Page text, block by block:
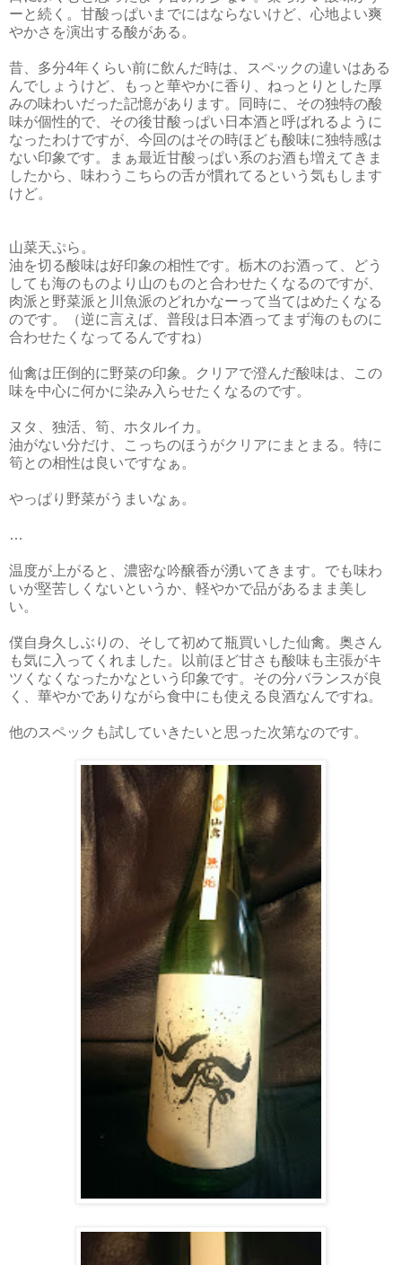
ーと続く。甘酸っぱいまでにはならないけど、心地よい爽
やかさを演出する酸がある。
昔、多分4年くらい前に飲んだ時は、スペックの違いはある
んでしょうけど、もっと華やかに香り、ねっとりとした厚
みの味わいだった記憶があります。同時に、その独特の酸
味が個性的で、その後甘酸っぱい日本酒と呼ばれるように
なったわけですが、今回のはその時ほども酸味に独特感は
ない印象です。まぁ最近甘酸っぱい系のお酒も増えてきま
したから、味わうこちらの舌が慣れてるという気もします
けど。
山菜天ぷら。
油を切る酸味は好印象の相性です。栃木のお酒って、どう
しても海のものより山のものと合わせたくなるのですが、
肉派と野菜派と川魚派のどれかなーって当てはめたくなる
のです。（逆に言えば、普段は日本酒ってまず海のものに
合わせたくなってるんですね）
仙禽は圧倒的に野菜の印象。クリアで澄んだ酸味は、この
味を中心に何かに染み入らせたくなるのです。
ヌタ、独活、筍、ホタルイカ。
油がない分だけ、こっちのほうがクリアにまとまる。特に
筍との相性は良いですなぁ。
やっぱり野菜がうまいなぁ。
…
温度が上がると、濃密な吟醸香が湧いてきます。でも味わ
いが堅苦しくないというか、軽やかで品があるまま美し
い。
僕自身久しぶりの、そして初めて瓶買いした仙禽。奥さん
も気に入ってくれました。以前ほど甘さも酸味も主張がキ
ツくなくなったかなという印象です。その分バランスが良
く、華やかでありながら食中にも使える良酒なんですね。
他のスペックも試していきたいと思った次第なのです。